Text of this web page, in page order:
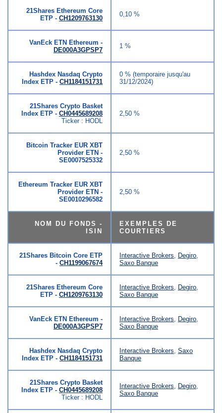
21Shares Ethereum Core
ETP - CH1209763130
0,10 %
VanEck ETN Ethereum -
DE000A3GPSP7
1 %
Hashdex Nasdaq Crypto
Index ETP - CH1184151731
0 % (temporaire jusqu'au
31/12/2024)
21Shares Crypto Basket
Index ETP - CH0445689208
Ticker : HODL
2,50 %
Bitcoin Tracker EUR XBT
Provider ETN -
SE0007525332
2,50 %
Ethereum Tracker EUR XBT
Provider ETN -
SE0010296582
2,50 %
NOM DU FONDS -
ISIN
EXEMPLES DE
COURTIERS
21Shares Bitcoin Core ETP
- CH1199067674
Interactive Brokers Degiro
Saxo Banque
21Shares Ethereum Core
ETP - CH1209763130
Interactive Brokers Degiro
Saxo Banque
VanEck ETN Ethereum -
DE000A3GPSP7
Interactive Brokers Degiro
Saxo Banque
Hashdex Nasdaq Crypto
Index ETP - CH1184151731
Interactive Brokers ,Saxo
Banque
21Shares Crypto Basket
Index ETP - CH0445689208
Ticker : HODL
Interactive Brokers Degiro
Saxo Banque